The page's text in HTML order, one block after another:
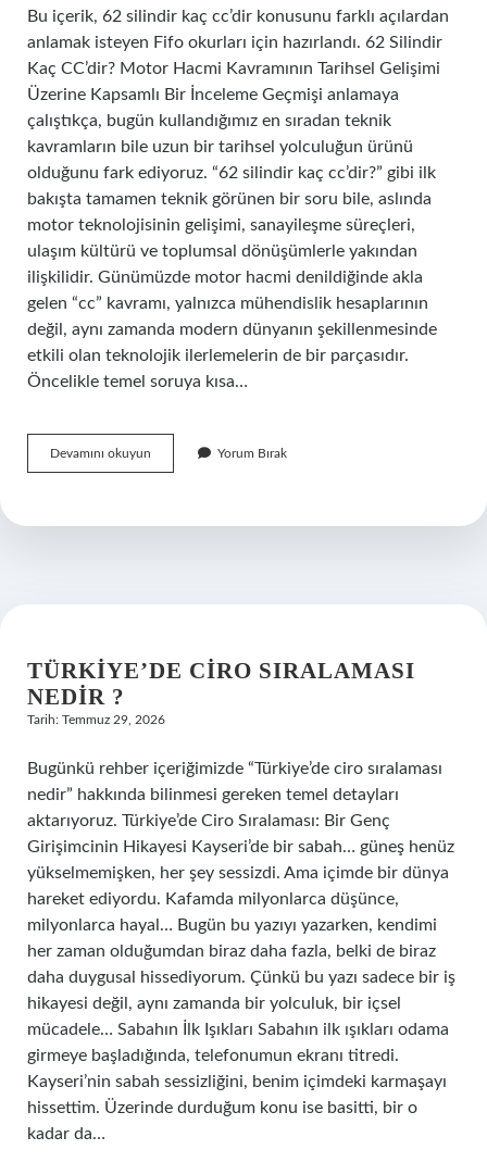
Bu içerik, 62 silindir kaç cc’dir konusunu farklı açılardan
anlamak isteyen Fifo okurları için hazırlandı. 62 Silindir
Kaç CC’dir? Motor Hacmi Kavramının Tarihsel Gelişimi
Üzerine Kapsamlı Bir İnceleme Geçmişi anlamaya
çalıştıkça, bugün kullandığımız en sıradan teknik
kavramların bile uzun bir tarihsel yolculuğun ürünü
olduğunu fark ediyoruz. “62 silindir kaç cc’dir?” gibi ilk
bakışta tamamen teknik görünen bir soru bile, aslında
motor teknolojisinin gelişimi, sanayileşme süreçleri,
ulaşım kültürü ve toplumsal dönüşümlerle yakından
ilişkilidir. Günümüzde motor hacmi denildiğinde akla
gelen “cc” kavramı, yalnızca mühendislik hesaplarının
değil, aynı zamanda modern dünyanın şekillenmesinde
etkili olan teknolojik ilerlemelerin de bir parçasıdır.
Öncelikle temel soruya kısa…
Devamını okuyun
silindir
?
Yorum Bırak
TÜRKIYE’DE CIRO SIRALAMASI
NEDIR ?
Tarih: Temmuz 29, 2026
Bugünkü rehber içeriğimizde “Türkiye’de ciro sıralaması
nedir” hakkında bilinmesi gereken temel detayları
aktarıyoruz. Türkiye’de Ciro Sıralaması: Bir Genç
Girişimcinin Hikayesi Kayseri’de bir sabah… güneş henüz
yükselmemişken, her şey sessizdi. Ama içimde bir dünya
hareket ediyordu. Kafamda milyonlarca düşünce,
milyonlarca hayal… Bugün bu yazıyı yazarken, kendimi
her zaman olduğumdan biraz daha fazla, belki de biraz
daha duygusal hissediyorum. Çünkü bu yazı sadece bir iş
hikayesi değil, aynı zamanda bir yolculuk, bir içsel
mücadele… Sabahın İlk Işıkları Sabahın ilk ışıkları odama
girmeye başladığında, telefonumun ekranı titredi.
Kayseri’nin sabah sessizliğini, benim içimdeki karmaşayı
hissettim. Üzerinde durduğum konu ise basitti, bir o
kadar da…